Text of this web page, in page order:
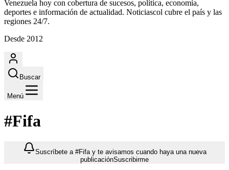
Venezuela hoy con cobertura de sucesos, política, economía,
deportes e información de actualidad. Noticiascol cubre el país y las
regiones 24/7.
Desde 2012
Buscar
Menú
#Fifa
Suscríbete a #Fifa y te avisamos cuando haya una nueva
publicaciónSuscribirme